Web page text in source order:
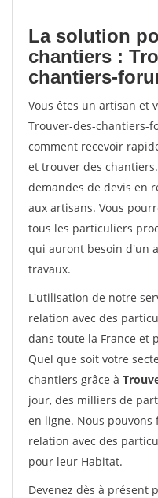
La solution
chantiers :
chantiers-
Vous êtes un artisan et
Trouver-des-chantiers-
comment recevoir
et trouver des
demandes de devis en
aux artisans. Vous
tous les particuliers
qui auront besoin d'un
travaux.
L'utilisation de notre
relation avec des
dans toute la France et
Quel que soit votre
chantiers grâce à
jour, des milliers de
en ligne. Nous
relation avec des
pour leur Habitat.
Devenez dès à présent